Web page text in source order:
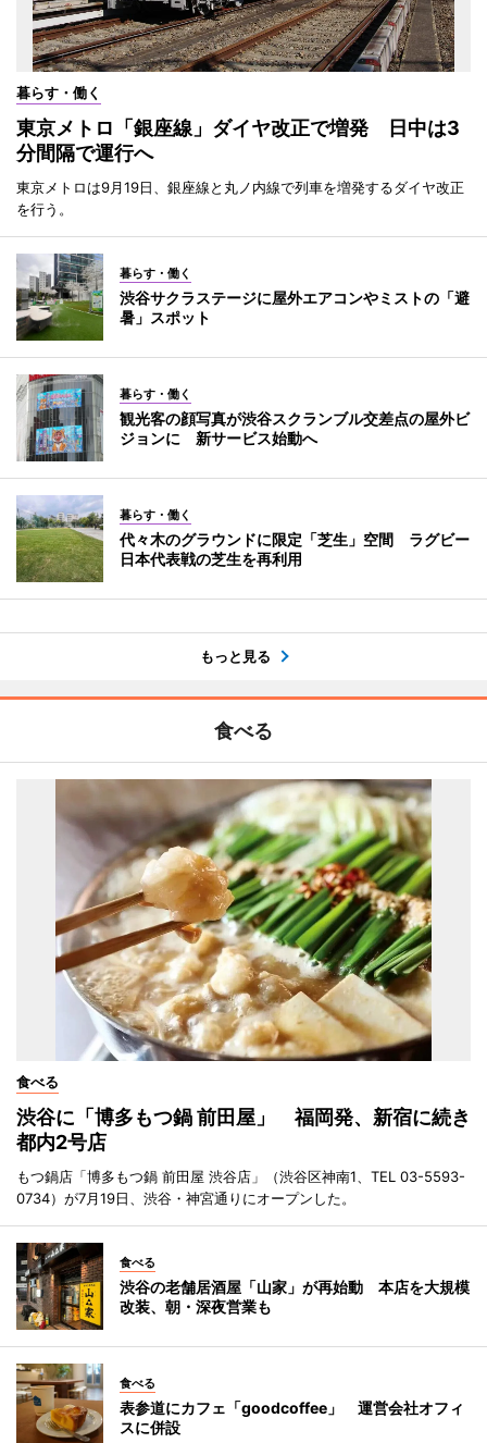
暮らす・働く
東京メトロ「銀座線」ダイヤ改正で増発 日中は3
分間隔で運行へ
東京メトロは9月19日、銀座線と丸ノ内線で列車を増発するダイヤ改正
を行う。
暮らす・働く
渋谷サクラステージに屋外エアコンやミストの「避
暑」スポット
暮らす・働く
観光客の顔写真が渋谷スクランブル交差点の屋外ビ
ジョンに 新サービス始動へ
暮らす・働く
代々木のグラウンドに限定「芝生」空間 ラグビー
日本代表戦の芝生を再利用
もっと見る
食べる
食べる
渋谷に「博多もつ鍋 前田屋」 福岡発、新宿に続き
都内2号店
もつ鍋店「博多もつ鍋 前田屋 渋谷店」（渋谷区神南1、TEL 03-5593-
0734）が7月19日、渋谷・神宮通りにオープンした。
食べる
渋谷の老舗居酒屋「山家」が再始動 本店を大規模
改装、朝・深夜営業も
食べる
表参道にカフェ「goodcoffee」 運営会社オフィ
スに併設